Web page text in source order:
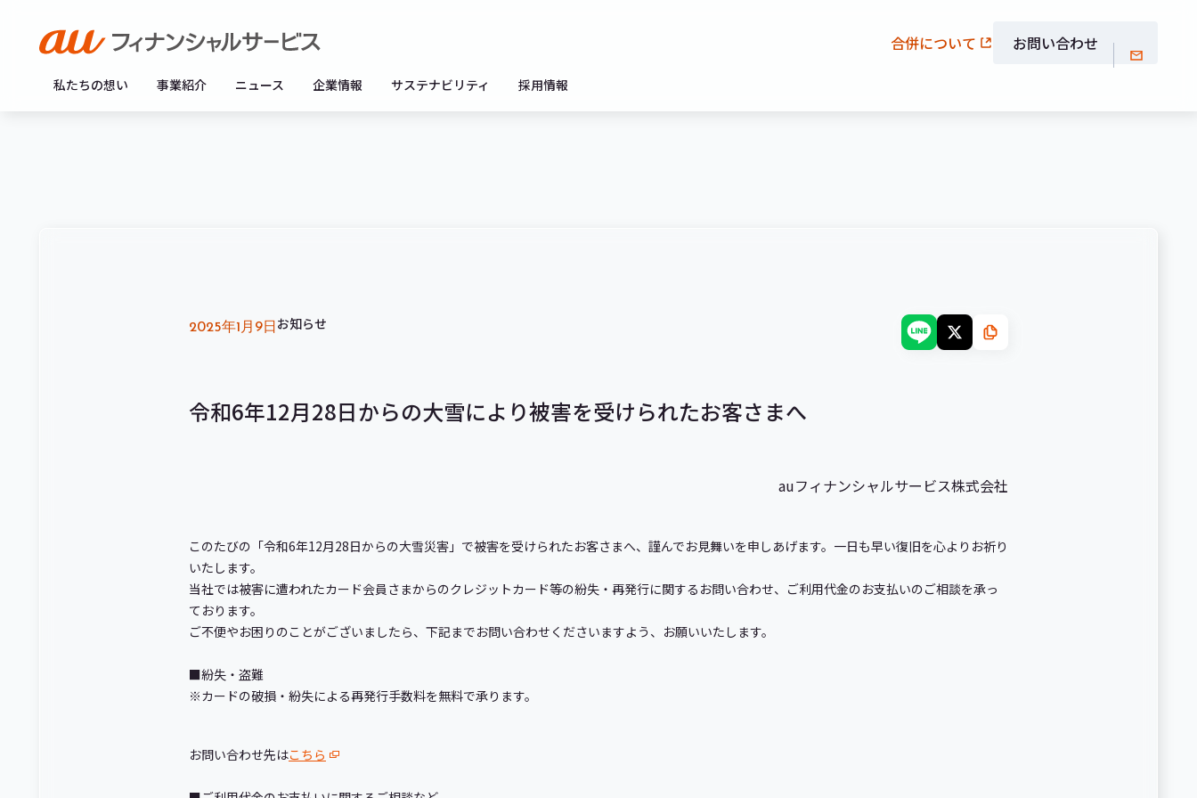
私たちの想い 事業紹介 ニュース 企業情報 サステナビリティ 採用情報
合併について お問い合わせ
2025年1月9日 お知らせ
令和6年12月28日からの大雪により被害を受けられたお客さまへ
auフィナンシャルサービス株式会社
このたびの「令和6年12月28日からの大雪災害」で被害を受けられたお客さまへ、謹んでお見舞いを申しあげます。一日も早い復旧を心よりお祈り
いたします。
当社では被害に遭われたカード会員さまからのクレジットカード等の紛失・再発行に関するお問い合わせ、ご利用代金のお支払いのご相談を承っ
ております。
ご不便やお困りのことがございましたら、下記までお問い合わせくださいますよう、お願いいたします。
■紛失・盗難
※カードの破損・紛失による再発行手数料を無料で承ります。
お問い合わせ先はこちら